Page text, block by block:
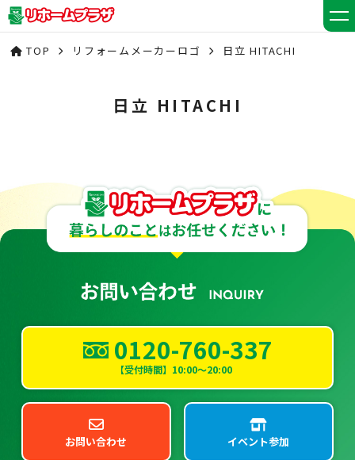
TOP リフォームメーカーロゴ 日立 HITACHI
日立 HITACHI
0120-760-337
【受付時間】10:00～20:00
お問い合わせ イベント参加